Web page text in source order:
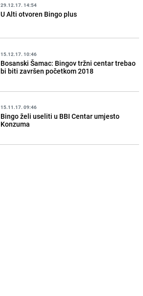
29.12.17. 14:54
U Alti otvoren Bingo plus
15.12.17. 10:46
Bosanski Šamac: Bingov tržni centar trebao
bi biti završen početkom 2018
15.11.17. 09:46
Bingo želi useliti u BBI Centar umjesto
Konzuma